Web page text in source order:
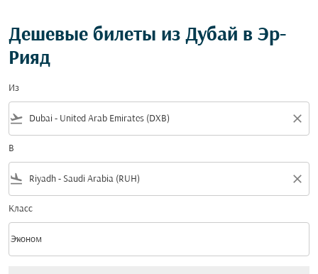
Дешевые билеты из Дубай в Эр-
Рияд
Из
flight_takeoff close
В
flight_land close
Класс
Класс option Эконом Selected
Эконом
keyboard_arrow_down